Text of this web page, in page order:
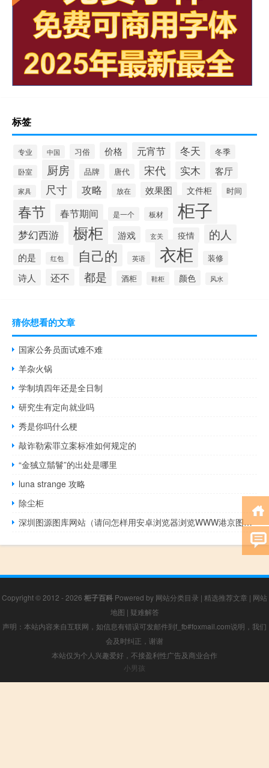
标签
专业 中国 习俗 价格 元宵节 冬天 冬季
卧室 厨房 品牌 唐代 宋代 实木 客厅
家具 尺寸 攻略 放在 效果图 文件柜 时间
春节 春节期间 是一个 板材 柜子
梦幻西游 橱柜 游戏 玄关 疫情 的人
的是 红包 自己的 英语 衣柜 装修
诗人 还不 都是 酒柜 鞋柜 颜色 风水
猜你想看的文章
国家公务员面试难不难
羊杂火锅
学制填四年还是全日制
研究生有定向就业吗
秀是你吗什么梗
敲诈勒索罪立案标准如何规定的
“金狨立鬅鬙”的出处是哪里
luna strange 攻略
除尘柜
深圳图源图库网站（请问怎样用安卓浏览器浏览WWW港京图源图库网站 以前用uc浏览器）
Copyright © 2012 - 2026 柜子百科 Powered by 网站分类目录 | 精选推荐文章 | 网站
地图 | 疑难解答
声明：本站内容来自互联网，如信息有错误可发邮件到f_fb#foxmail.com说明，我们
会及时纠正，谢谢
本站仅为个人兴趣爱好，不接盈利性广告及商业合作
小男孩